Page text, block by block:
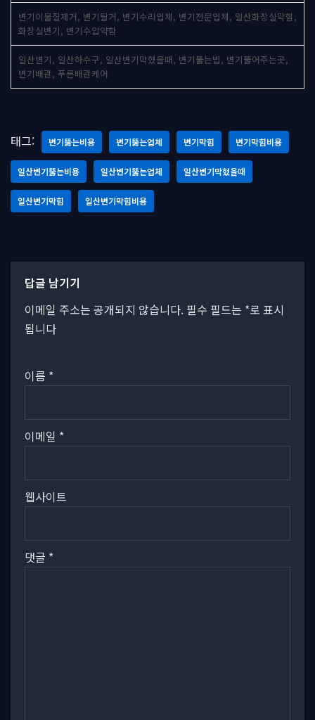
변기이물질제거, 변기탈거, 변기수리업체, 변기전문업체, 일산화장실막힘,
화장실변기, 변기수압약함
일산변기, 일산하수구, 일산변기막혔을때, 변기뚫는법, 변기뚫어주는곳,
변기배관, 푸른배관케어
태그: 변기뚫는비용 변기뚫는업체 변기막힘 변기막힘비용
일산변기뚫는비용 일산변기뚫는업체 일산변기막혔을때
일산변기막힘 일산변기막힘비용
답글 남기기
이메일 주소는 공개되지 않습니다. 필수 필드는 *로 표시
됩니다
이름 *
이메일 *
웹사이트
댓글 *